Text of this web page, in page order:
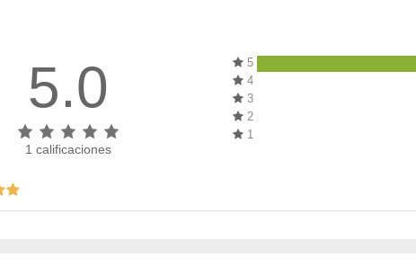
5.0
1 calificaciones
5
4
3
2
1